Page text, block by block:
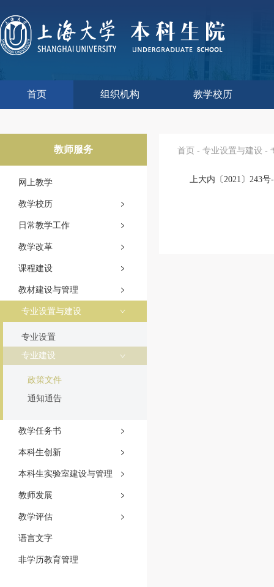
首页 组织机构 教学校历
教师服务
网上教学
教学校历
日常教学工作
教学改革
课程建设
教材建设与管理
专业设置与建设
专业设置
专业建设
政策文件
通知通告
教学任务书
本科生创新
本科生实验室建设与管理
教师发展
教学评估
语言文字
非学历教育管理
首页 - 专业设置与建设 -
上大内〔2021〕243